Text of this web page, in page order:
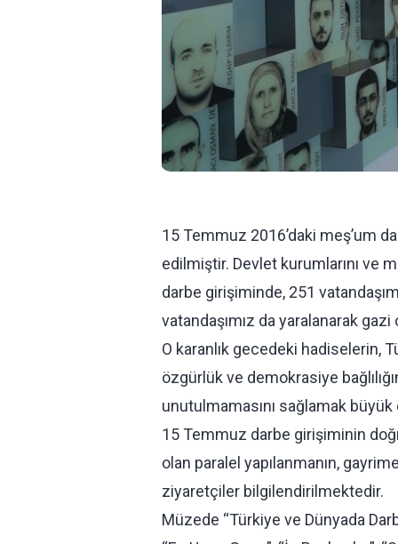
15 Temmuz 2016’daki meş’um
edilmiştir. Devlet kurumlarını ve
darbe girişiminde, 251
vatandaşımız da yaralanarak
O karanlık gecedeki hadiselerin,
özgürlük ve demokrasiye
unutulmamasını sağlamak
15 Temmuz darbe girişiminin
olan paralel yapılanmanın,
ziyaretçiler bilgilendirilmektedir.
Müzede “Türkiye ve Dünyada